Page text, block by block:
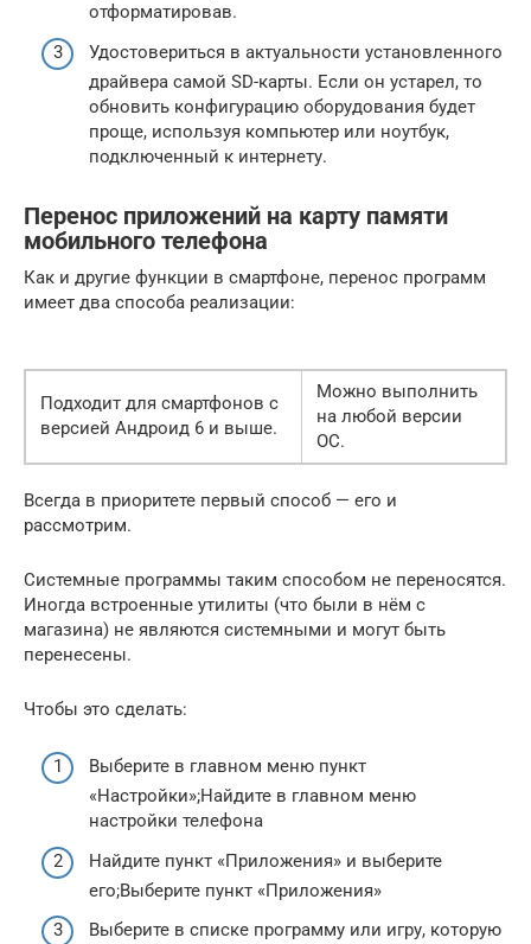
отформатировав.
Удостовериться в актуальности установленного
драйвера самой SD-карты. Если он устарел, то
обновить конфигурацию оборудования будет
проще, используя компьютер или ноутбук,
подключенный к интернету.
Перенос приложений на карту памяти
мобильного телефона
Как и другие функции в смартфоне, перенос программ
имеет два способа реализации:
Подходит для смартфонов с
версией Андроид 6 и выше.
Можно выполнить
на любой версии
ОС.
Всегда в приоритете первый способ — его и
рассмотрим.
Системные программы таким способом не переносятся.
Иногда встроенные утилиты (что были в нём с
магазина) не являются системными и могут быть
перенесены.
Чтобы это сделать:
Выберите в главном меню пункт
«Настройки»;Найдите в главном меню
настройки телефона
Найдите пункт «Приложения» и выберите
его;Выберите пункт «Приложения»
Выберите в списке программу или игру, которую